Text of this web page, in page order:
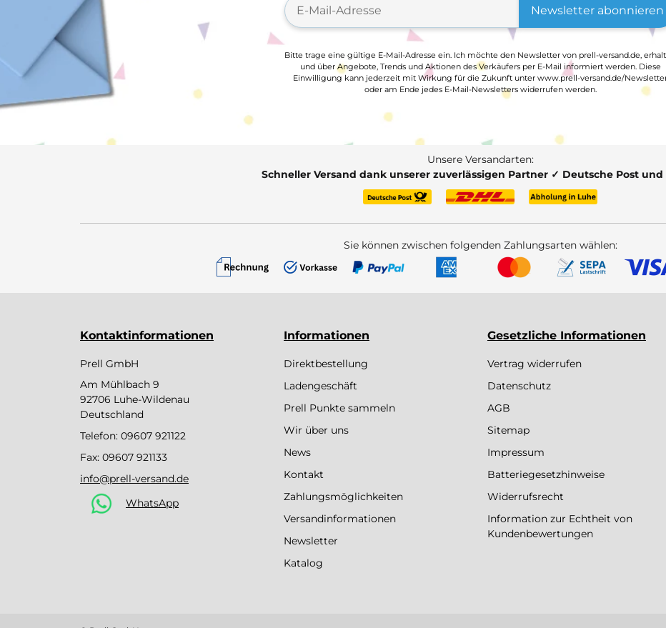
Newsletter abonnieren
Bitte trage eine gültige E-Mail-Adresse ein. Ich möchte den Newsletter von prell-versand.de,
und über Angebote, Trends und Aktionen des Verkäufers per E-Mail informiert werden. Diese
Einwilligung kann jederzeit mit Wirkung für die Zukunft unter www.prell-versand.de/
oder am Ende jedes E-Mail-Newsletters widerrufen werden.
Unsere Versandarten:
Schneller Versand dank unserer zuverlässigen Partner ✓ Deutsche Post und
Sie können zwischen folgenden Zahlungsarten wählen:
Kontaktinformationen
Prell GmbH
Am Mühlbach 9
92706 Luhe-Wildenau
Deutschland
Telefon: 09607 921122
Fax: 09607 921133
info@prell-versand.de
WhatsApp
Informationen
Direktbestellung
Ladengeschäft
Prell Punkte sammeln
Wir über uns
News
Kontakt
Zahlungsmöglichkeiten
Versandinformationen
Newsletter
Katalog
Gesetzliche Informationen
Vertrag widerrufen
Datenschutz
AGB
Sitemap
Impressum
Batteriegesetzhinweise
Widerrufsrecht
Information zur Echtheit von
Kundenbewertungen